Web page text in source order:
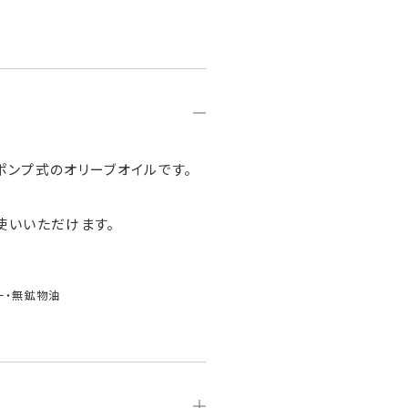
プ式のオリーブオイルです。
いいただけます。
・無鉱物油